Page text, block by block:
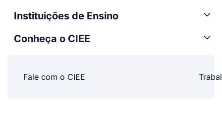
Instituições de Ensino
Conheça o CIEE
Fale com o CIEE